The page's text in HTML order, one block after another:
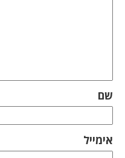
שם
אימייל